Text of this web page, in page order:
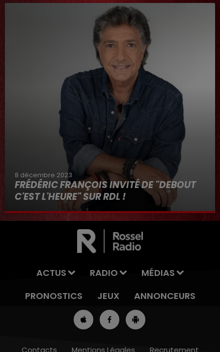
8 décembre 2023
FRÉDÉRIC FRANÇOIS INVITÉ DE "DEBOUT
C'EST L'HEURE" SUR RDL !
8 décembre 2023
ACTUS RADIO
MÉDIAS
PRONOSTICS
JEUX ANNONCEURS
Contacts Mentions Légales Recrutement